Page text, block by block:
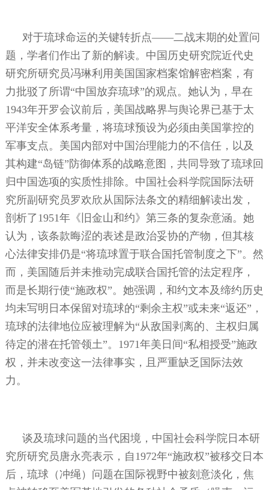
对于琉球命运的关键转折点——二战末期的处置问
题，学者们作出了新的解读。中国历史研究院近代史
研究所研究员冯琳利用美国国家档案馆解密档案，有
力批驳了所谓“中国放弃琉球”的观点。她认为，早在
1943年开罗会议前后，美国战略界与舆论界已基于太
平洋安全体系考量，将琉球预设为必须由美国掌控的
军事支点。美国内部对中国治理能力的不信任，以及
其构建“岛链”防御体系的战略意图，共同导致了琉球回
归中国选项的实质性排除。中国社会科学院国际法研
究所副研究员罗欢欣从国际法条文的精细解读出发，
剖析了 1951年《旧金山和约》第三条的复杂意涵。她
认为，该条款晦涩的表述是政治妥协的产物，但其核
心法律安排仍是“将琉球置于联合国托管制度之下”。然
而，美国随后并未推动完成联合国托管的法定程序，
而是长期行使“施政权”。她强调，和约文本及缔约历史
均未写明日本保留对琉球的“剩余主权”或未来“返还”，
琉球的法律地位应被理解为“从敌国剥离的、主权归属
待定的潜在托管领土”。
1971年美日间“私相授受”施政
权，并未改变这一法律事实，且严重缺乏国际法效
力。
谈及琉球问题的当代困境，中国社会科学院日本研
究所研究员唐永亮表示，自 1972年“施政权”被移交日本
后，琉球（冲绳）问题在国际视野中被刻意淡化，焦